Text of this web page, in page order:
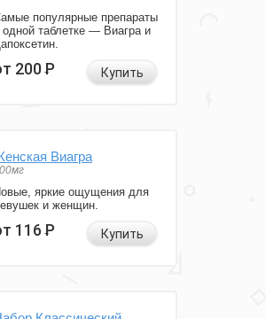
популярные препараты
одной таблетке — Виагра и
200Р Купить
Виагра
яркие ощущения для
и женщин.
116Р Купить